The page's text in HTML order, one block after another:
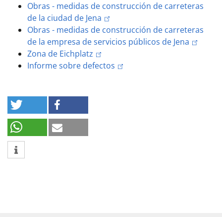
Obras - medidas de construcción de carreteras
de la ciudad de Jena
Obras - medidas de construcción de carreteras
de la empresa de servicios públicos de Jena
Zona de Eichplatz
Informe sobre defectos